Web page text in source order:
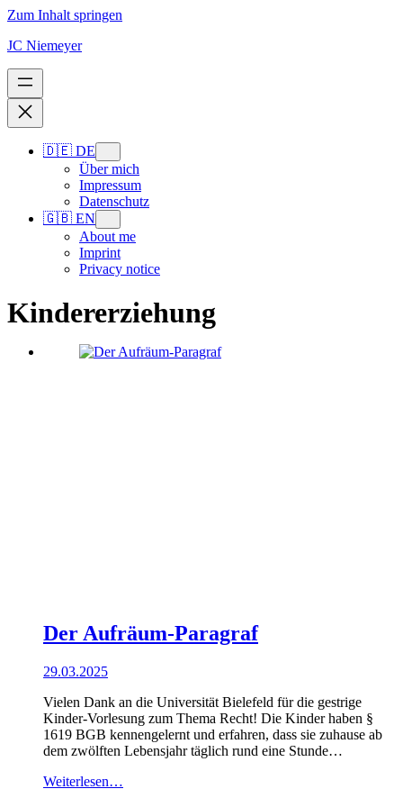
Zum Inhalt springen
JC Niemeyer
🇩🇪 DE
Über mich
Impressum
Datenschutz
🇬🇧 EN
About me
Imprint
Privacy notice
Kindererziehung
Der Aufräum-Paragraf
29.03.2025
Vielen Dank an die Universität Bielefeld für die gestrige
Kinder-Vorlesung zum Thema Recht! Die Kinder haben §
1619 BGB kennengelernt und erfahren, dass sie zuhause ab
dem zwölften Lebensjahr täglich rund eine Stunde…
Weiterlesen…